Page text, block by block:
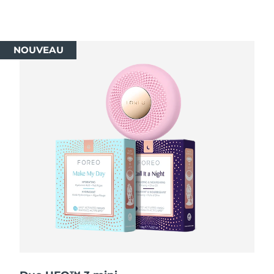
NOUVEAU
Macao
Livraison estimée
Livraison estimée
Livraison estimée
Monaco Livraison estimée
Pays-Bas Livraison estimée
Nouvelle-Zélande Livraison estimée
Oman